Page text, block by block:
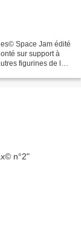
Space Jam édité
sur support à
figurines de la